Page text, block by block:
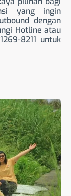
yang ingin
dengan
Hotline atau
8211 untuk